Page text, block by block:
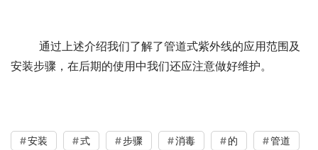
安装步骤，在后期的使用中我们还应注意做好维护。
安装 式 步骤 消毒 的
管道